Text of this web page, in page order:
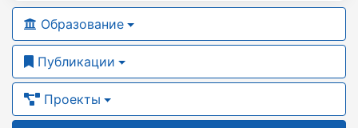
Образование
Публикации
Проекты